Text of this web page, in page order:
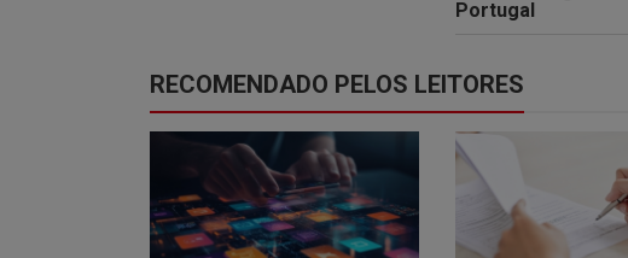
Portugal
RECOMENDADO PELOS LEITORES